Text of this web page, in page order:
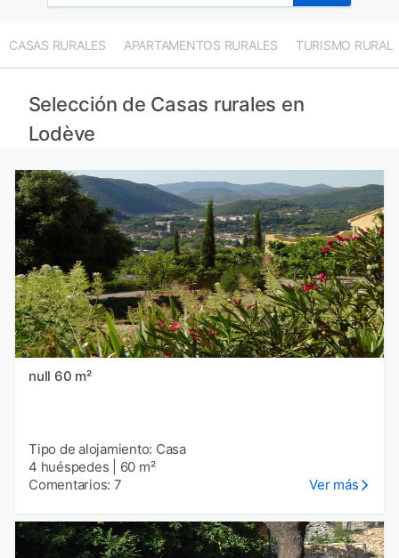
CASAS RURALES APARTAMENTOS RURALES TURISMO RURAL
Selección de Casas rurales en
Lodève
null 60 m²
Tipo de alojamiento: Casa
4 huéspedes
60 m²
Comentarios: 7
Ver más